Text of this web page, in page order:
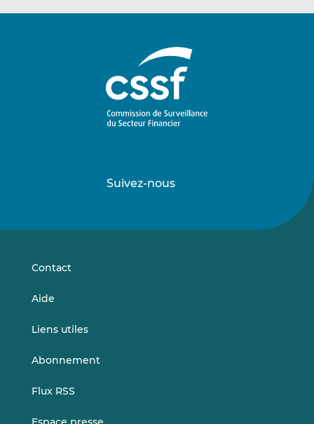
Suivez-nous
sursur
Contact
Aide
Liens utiles
Abonnement
Flux RSS